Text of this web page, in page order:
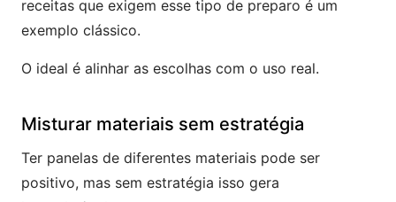
receitas que exigem esse tipo de preparo é um
exemplo clássico.
O ideal é alinhar as escolhas com o uso real.
Misturar materiais sem estratégia
Ter panelas de diferentes materiais pode ser
positivo, mas sem estratégia isso gera